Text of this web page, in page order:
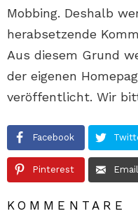
Mobbing. Deshalb
herabsetzende
Aus diesem Grund
der eigenen
veröffentlicht. Wir
Facebook
Pinterest Email
KOMMENTARE